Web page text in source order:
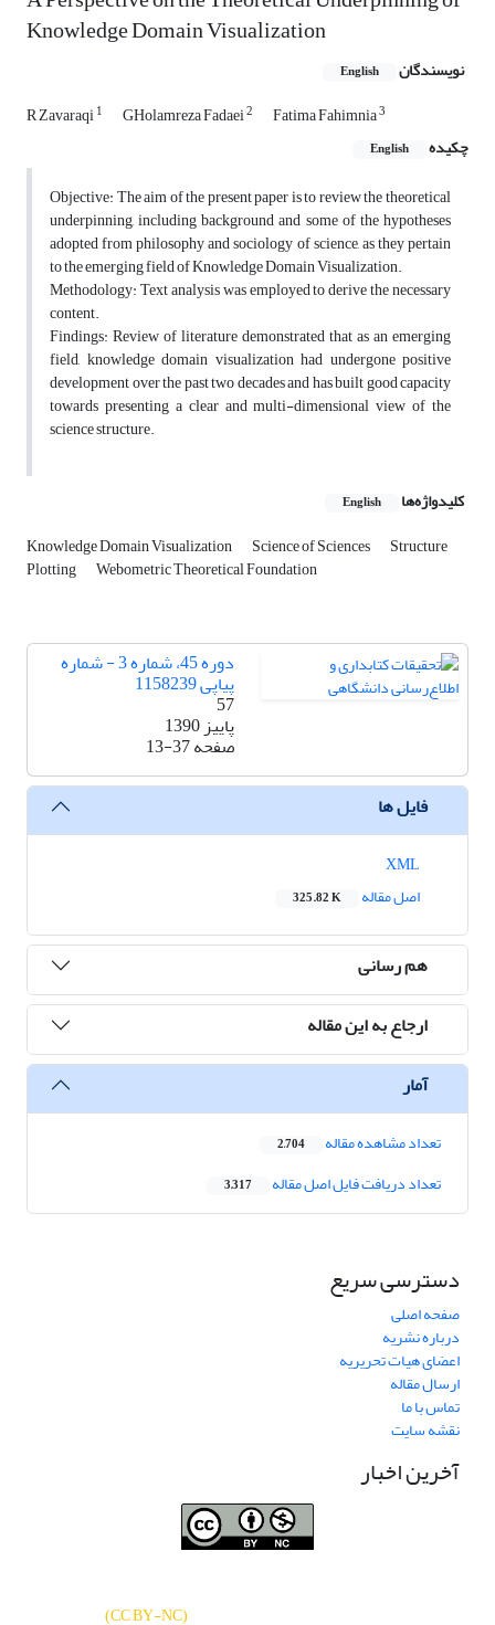
Knowledge Domain Visualization
نویسندگان English
R Zavaraqi1 GHolamreza Fadaei2 Fatima Fahimnia3
چکیده English
Objective: The aim of the present paper is to review the theoretical
underpinning, including background and some of the hypotheses
adopted from philosophy and sociology of science, as they pertain
to the emerging field of Knowledge Domain Visualization.
Methodology: Text analysis was employed to derive the necessary
content.
Findings: Review of literature demonstrated that as an emerging
field, knowledge domain visualization had undergone positive
development over the past two decades and has built good capacity
towards presenting a clear and multi-dimensional view of the
science structure.
کلیدواژه‌ها English
Knowledge Domain Visualization Science of Sciences Structure
Plotting Webometric Theoretical Foundation
دوره 45، شماره 3 - شماره
پیاپی 1158239
57
پاییز 1390
صفحه13-37
فایل ها
اصل مقاله
325.82 K
هم رسانی
ارجاع به این مقاله
آمار
تعداد مشاهده مقاله 2,704
تعداد دریافت فایل اصل مقاله 3,317
دسترسی سریع
صفحه اصلی
درباره نشریه
اعضای هیات تحریریه
ارسال مقاله
تماس با ما
نقشه سایت
آخرین اخبار
(
CC BY-NC
)